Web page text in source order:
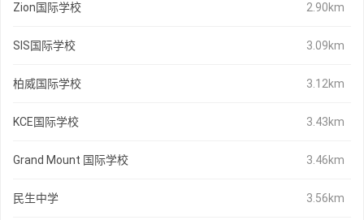
Zion国际学校 2.90km
SIS国际学校 3.09km
柏威国际学校 3.12km
KCE国际学校 3.43km
Grand Mount 国际学校 3.46km
民生中学 3.56km